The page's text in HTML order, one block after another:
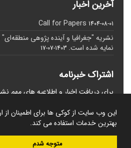
این وب سایت از کوکی ها برای اطمینان از
بهترین خدمات استفاده می کند.
متوجه شدم
آخرین اخبار
Call for Papers 1404-08-01
نمایه شده است. 1403-07-17
اشتراک خبرنامه
برای دریافت اخبار و اطلاعیه های مهم